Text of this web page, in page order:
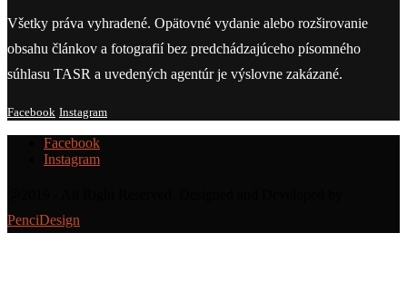
Všetky práva vyhradené. Opätovné vydanie alebo rozširovanie
obsahu článkov a fotografií bez predchádzajúceho písomného
súhlasu TASR a uvedených agentúr je výslovne zakázané.
Facebook Instagram
Facebook
Instagram
PenciDesign